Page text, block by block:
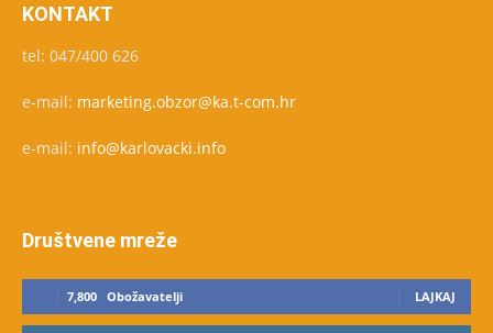
KONTAKT
tel: 047/400 626
e-mail: marketing.obzor@ka.t-com.hr
e-mail: info@karlovacki.info
Društvene mreže
7,800 Obožavatelji LAJKAJ